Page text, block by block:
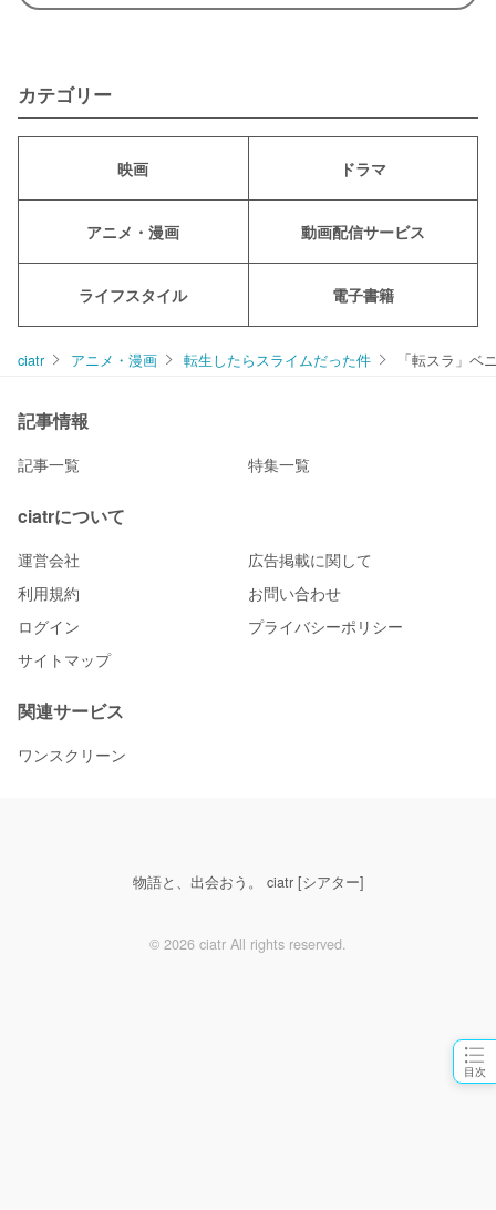
目次
カテゴリー
映画 ドラマ
アニメ・漫画 動画配信サービス
ライフスタイル 電子書籍
ciatr アニメ・漫画 転生したらスライムだった件 「転スラ」ベ
記事情報
記事一覧 特集一覧
ciatrについて
運営会社
広告掲載に関して
利用規約
お問い合わせ
ログイン
プライバシーポリシー
サイトマップ
関連サービス
ワンスクリーン
物語と、出会おう。 ciatr [シアター]
© 2026 ciatr All rights reserved.